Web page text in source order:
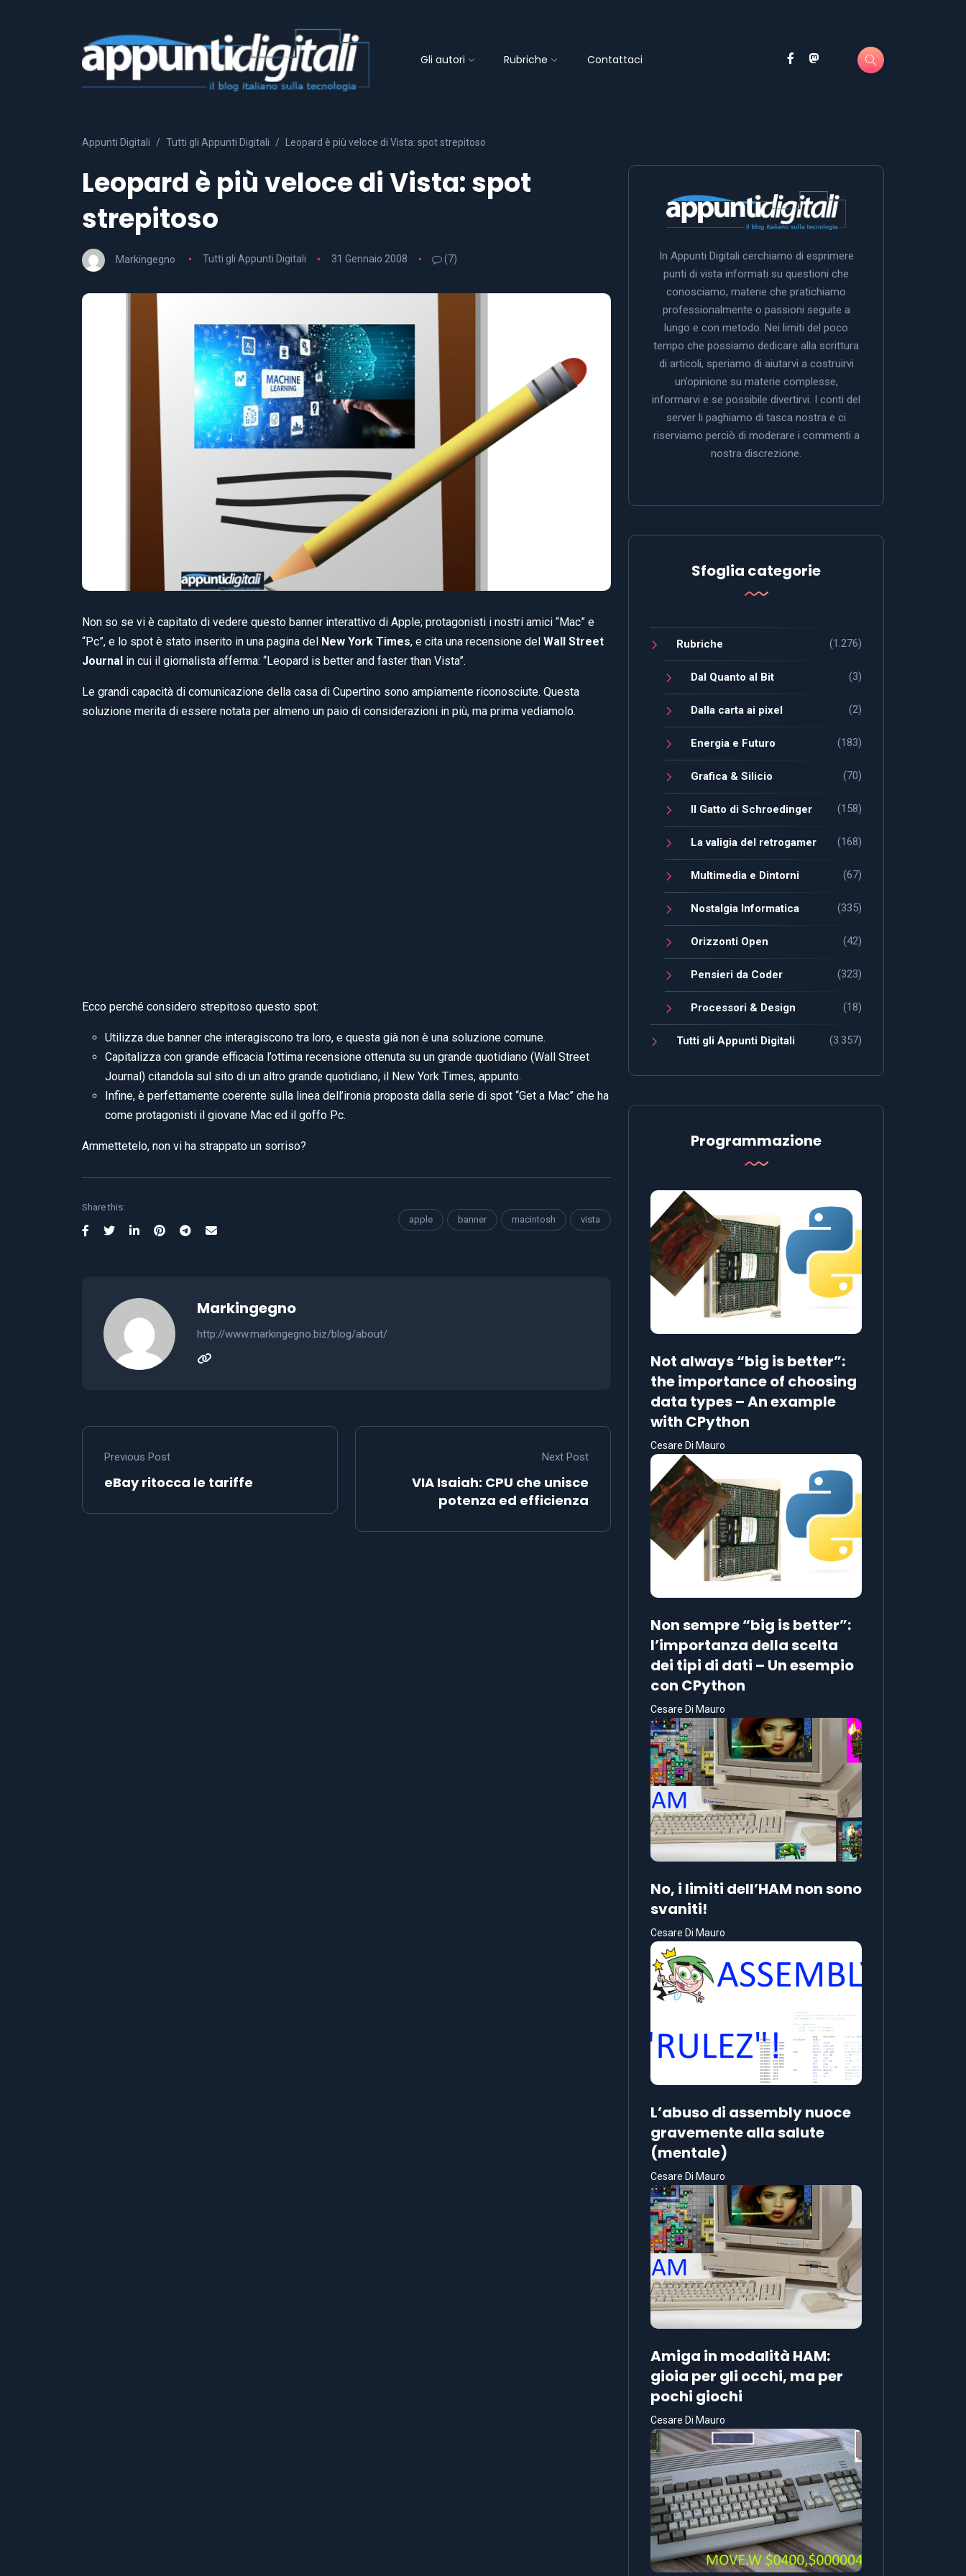
Gli autori Rubriche Contattaci
Appunti Digitali Tutti gli Appunti Digitali Leopard è più veloce di Vista: spot strepitoso
Leopard è più veloce di Vista: spot
strepitoso
Markingegno Tutti gli Appunti Digitali 31 Gennaio 2008 (7)
Non so se vi è capitato di vedere questo banner interattivo di Apple; protagonisti i nostri amici “Mac” e
“Pc”, e lo spot è stato inserito in una pagina del New York Times, e cita una recensione del Wall Street
Journal in cui il giornalista afferma: “Leopard is better and faster than Vista”.
Le grandi capacità di comunicazione della casa di Cupertino sono ampiamente riconosciute. Questa
soluzione merita di essere notata per almeno un paio di considerazioni in più, ma prima vediamolo.
Ecco perché considero strepitoso questo spot:
Utilizza due banner che interagiscono tra loro, e questa già non è una soluzione comune.
Capitalizza con grande efficacia l’ottima recensione ottenuta su un grande quotidiano (Wall Street
Journal) citandola sul sito di un altro grande quotidiano, il New York Times, appunto.
Infine, è perfettamente coerente sulla linea dell’ironia proposta dalla serie di spot “Get a Mac” che ha
come protagonisti il giovane Mac ed il goffo Pc.
Ammettetelo, non vi ha strappato un sorriso?
Share this:
apple
banner macintosh vista
Markingegno
http://www.markingegno.biz/blog/about/
Previous Post
eBay ritocca le tariffe
Next Post
VIA Isaiah: CPU che unisce
potenza ed efficienza
In Appunti Digitali cerchiamo di esprimere
punti di vista informati su questioni che
conosciamo, materie che pratichiamo
professionalmente o passioni seguite a
lungo e con metodo. Nei limiti del poco
tempo che possiamo dedicare alla scrittura
di articoli, speriamo di aiutarvi a costruirvi
un’opinione su materie complesse,
informarvi e se possibile divertirvi. I conti del
server li paghiamo di tasca nostra e ci
riserviamo perciò di moderare i commenti a
nostra discrezione.
Sfoglia categorie
Rubriche (1.276)
Dal Quanto al Bit (3)
Dalla carta ai pixel (2)
Energia e Futuro (183)
Grafica & Silicio (70)
Il Gatto di Schroedinger (158)
La valigia del retrogamer (168)
Multimedia e Dintorni (67)
Nostalgia Informatica (335)
Orizzonti Open (42)
Pensieri da Coder (323)
Processori & Design (18)
Tutti gli Appunti Digitali (3.357)
Programmazione
Not always “big is better”:
the importance of choosing
data types – An example
with CPython
Cesare Di Mauro
Non sempre “big is better”:
l’importanza della scelta
dei tipi di dati – Un esempio
con CPython
Cesare Di Mauro
No, i limiti dell’HAM non sono
svaniti!
Cesare Di Mauro
L’abuso di assembly nuoce
gravemente alla salute
(mentale)
Cesare Di Mauro
Amiga in modalità HAM:
gioia per gli occhi, ma per
pochi giochi
Cesare Di Mauro